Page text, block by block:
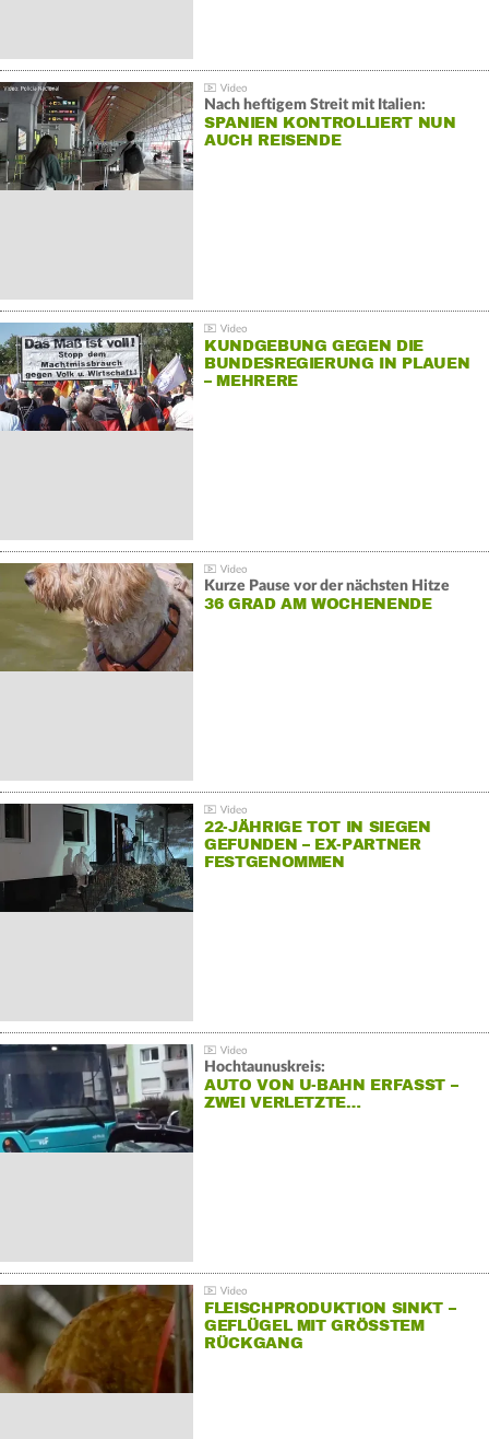
Nach heftigem Streit mit Italien:
SPANIEN KONTROLLIERT NUN
AUCH REISENDE
KUNDGEBUNG GEGEN DIE
BUNDESREGIERUNG IN PLAUEN
– MEHRERE
Kurze Pause vor der nächsten Hitze
36 GRAD AM WOCHENENDE
22-JÄHRIGE TOT IN SIEGEN
GEFUNDEN – EX-PARTNER
FESTGENOMMEN
Hochtaunuskreis:
AUTO VON U-BAHN ERFASST –
ZWEI VERLETZTE…
FLEISCHPRODUKTION SINKT –
GEFLÜGEL MIT GRÖSSTEM R
ÜCKGANG